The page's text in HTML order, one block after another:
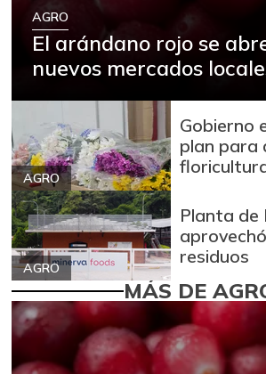
AGRO
El arándano rojo se
nuevos mercados
AGRO
Gobierno
plan para
AGRO
Planta de
residuos
MÁS DE